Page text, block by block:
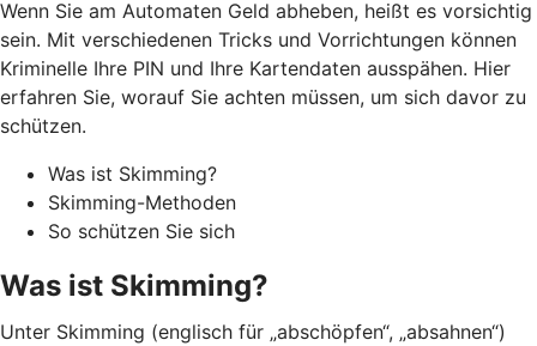
Wenn Sie am Automaten Geld abheben, heißt es vorsichtig
sein. Mit verschiedenen Tricks und Vorrichtungen können
Kriminelle Ihre PIN und Ihre Kartendaten ausspähen. Hier
erfahren Sie, worauf Sie achten müssen, um sich davor zu
schützen.
Was ist Skimming?
Skimming-Methoden
So schützen Sie sich
Was ist Skimming?
Unter Skimming (englisch für „abschöpfen“, „absahnen“)